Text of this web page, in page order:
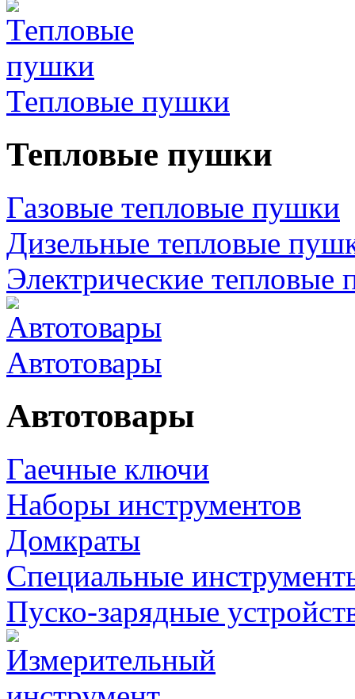
Тепловые пушки
Тепловые пушки
Газовые тепловые пушки
Дизельные тепловые
Электрические тепловые
Автотовары
Автотовары
Гаечные ключи
Наборы инструментов
Домкраты
Специальные
Пуско-зарядные